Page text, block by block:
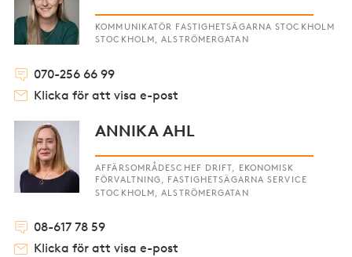
KOMMUNIKATÖR FASTIGHETSÄGARNA STOCKHOLM
STOCKHOLM, ALSTRÖMERGATAN
070-256 66 99
Klicka för att visa e-post
ANNIKA AHL
AFFÄRSOMRÅDESCHEF DRIFT, EKONOMISK
FÖRVALTNING, FASTIGHETSÄGARNA SERVICE
STOCKHOLM, ALSTRÖMERGATAN
08-617 78 59
Klicka för att visa e-post